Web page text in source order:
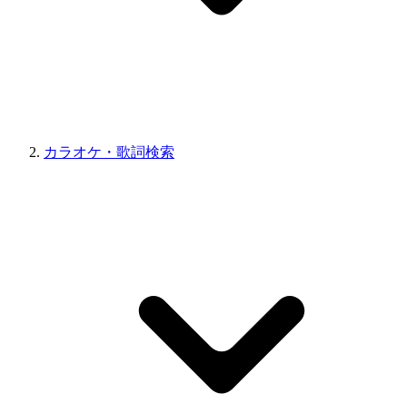
カラオケ・歌詞検索